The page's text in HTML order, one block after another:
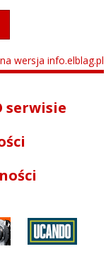
wersja info.elblag.pl
serwisie